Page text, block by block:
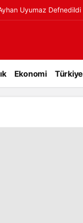
Uyumaz Defnedildi
Ekonomi Türkiye